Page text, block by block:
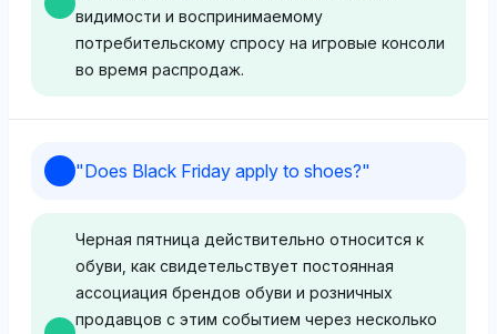
видимости и воспринимаемому
потребительскому спросу на игровые консоли
во время распродаж.
ChatGPT отдаёт предпочтение Nintendo и Apple,
PlayStation 5 с 16.2%, что отражает сильный
интерес потребителей к игровым и
технологическим продуктам во время Черной
пятницы. Тон нейтральный, сосредотачивается
"Does Black Friday apply to shoes?"
Черная пятница действительно относится к
обуви, как свидетельствует постоянная
ассоциация брендов обуви и розничных
продавцов с этим событием через несколько